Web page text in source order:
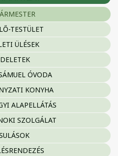
TESTÜLET
ÜLÉSEK
ÓVODA
KONYHA
ALAPELLÁTÁS
SZOLGÁLAT